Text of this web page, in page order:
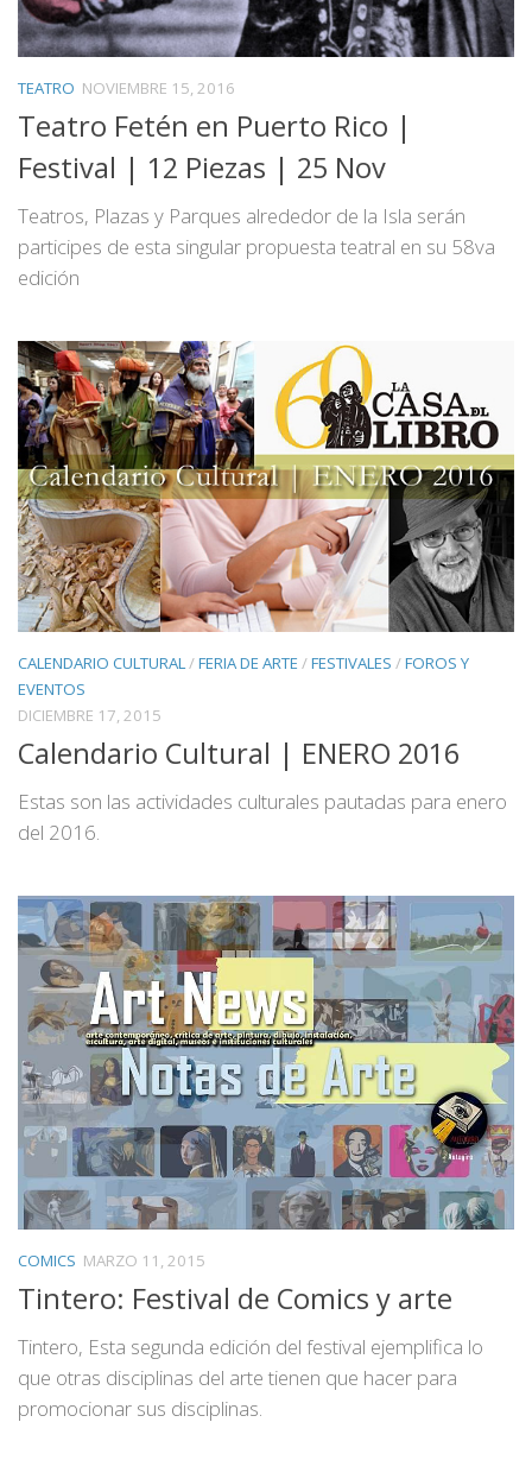
TEATRO NOVIEMBRE 15, 2016
Teatro Fetén en Puerto Rico |
Festival | 12 Piezas | 25 Nov
Teatros, Plazas y Parques alrededor de la Isla serán
participes de esta singular propuesta teatral en su 58va
edición
CALENDARIO CULTURAL/FERIA DE ARTE /FESTIVALES /FOROS Y
EVENTOS
DICIEMBRE 17, 2015
Calendario Cultural | ENERO 2016
Estas son las actividades culturales pautadas para enero
del 2016.
COMICS MARZO 11, 2015
Tintero: Festival de Comics y arte
Tintero, Esta segunda edición del festival ejemplifica lo
que otras disciplinas del arte tienen que hacer para
promocionar sus disciplinas.